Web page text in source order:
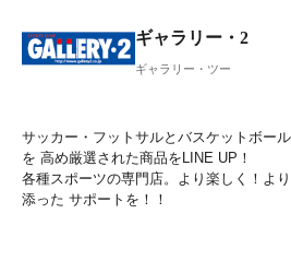
PARCOメンバーズギャラリー・2
ギャラリー・ツー
サッカー・フットサルとバスケットボー
を 高め厳選された商品をLINE UP！
各種スポーツの専門店。より楽しく！よ
添った サポートを！！